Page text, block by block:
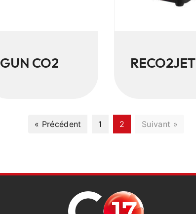
GUN CO2 RECO2JET
« Précédent 1 2 Suivant »